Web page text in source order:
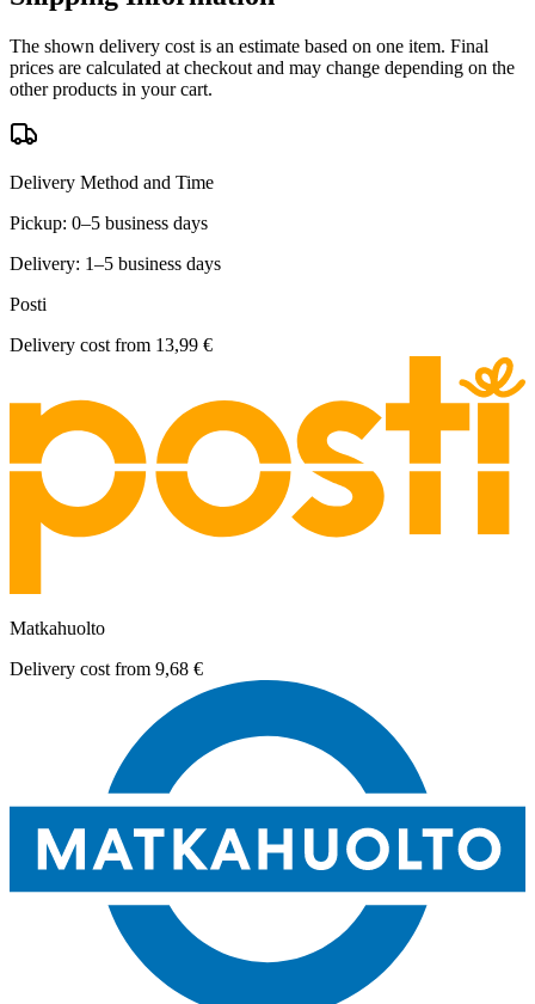
The shown delivery cost is an estimate based on one item. Final
prices are calculated at checkout and may change depending on the
other products in your cart.
Delivery Method and Time
Pickup: 0–5 business days
Delivery: 1–5 business days
Posti
Delivery cost from 13,99 €
Matkahuolto
Delivery cost from 9,68 €